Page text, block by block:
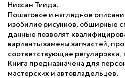
Ниссан Тиида.
Пошаговое и наглядное
изобилие рисунков, обширные
данные позволят
варианты замены запчастей,
соответствующие регулировки,
Книга предназначена для
мастерских и автовладельцев.